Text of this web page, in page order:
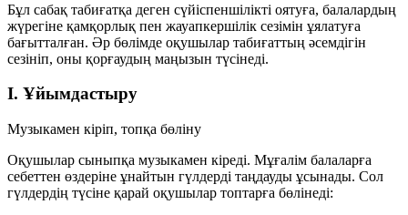
Бұл сабақ табиғатқа деген сүйіспеншілікті оятуға, балалардың
жүрегіне қамқорлық пен жауапкершілік сезімін ұялатуға
бағытталған. Әр бөлімде оқушылар табиғаттың әсемдігін
сезініп, оны қорғаудың маңызын түсінеді.
I. Ұйымдастыру
Музыкамен кіріп, топқа бөліну
Оқушылар сыныпқа музыкамен кіреді. Мұғалім балаларға
себеттен өздеріне ұнайтын гүлдерді таңдауды ұсынады. Сол
гүлдердің түсіне қарай оқушылар топтарға бөлінеді: